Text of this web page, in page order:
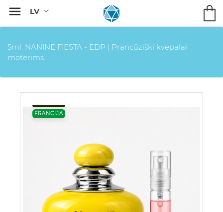

5ml. NANINE FIESTA - EDP | Prancūziški kvepalai
moterims
FRANCIJA